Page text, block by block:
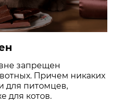
запрещен
Причем никаких
для питомцев,
для котов.